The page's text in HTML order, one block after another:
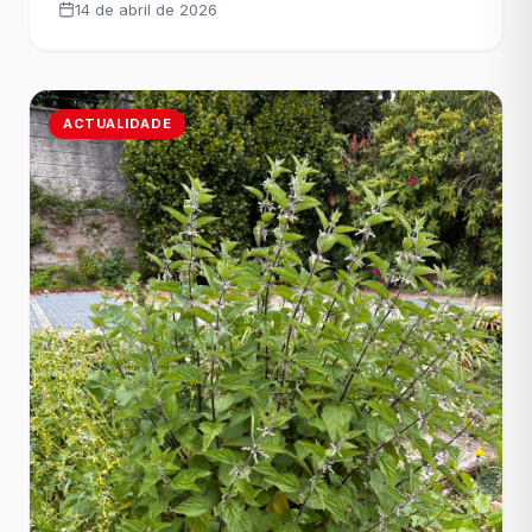
transparencia, diálogo e un calendario actualizado
[&hellip;]
14 de abril de 2026
ACTUALIDADE